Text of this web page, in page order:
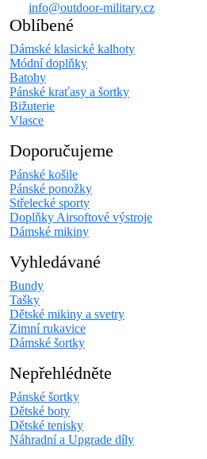
info@outdoor-military.cz
Oblíbené
Dámské klasické kalhoty
Módní doplňky
Batohy
Pánské kraťasy a šortky
Bižuterie
Vlasce
Doporučujeme
Pánské košile
Pánské ponožky
Střelecké sporty
Doplňky Airsoftové výstroje
Dámské mikiny
Vyhledávané
Bundy
Tašky
Dětské mikiny a svetry
Zimní rukavice
Dámské šortky
Nepřehlédněte
Pánské šortky
Dětské boty
Dětské tenisky
Náhradní a Upgrade díly